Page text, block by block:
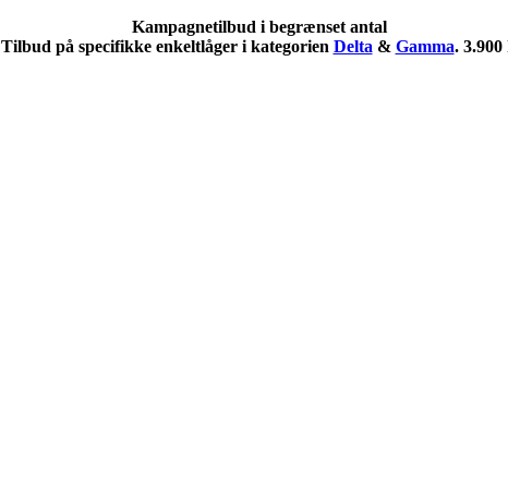
Kampagnetilbud i begrænset antal
Tilbud på specifikke enkeltlåger i kategorien Delta & Gamma. 3.900